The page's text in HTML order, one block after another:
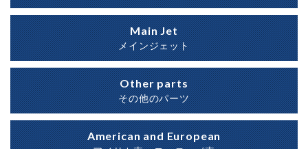
Main Jet
メインジェット
Other parts
その他のパーツ
American and European